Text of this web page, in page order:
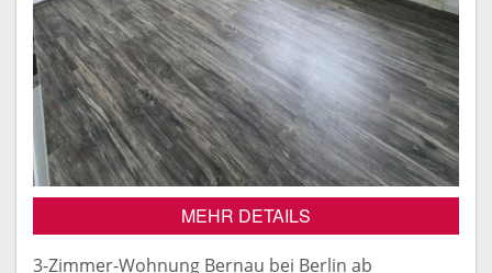
MEHR DETAILS
3-Zimmer-Wohnung Bernau bei Berlin ab